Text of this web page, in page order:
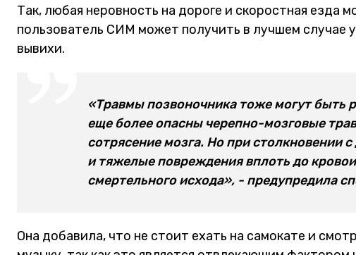
Так, любая неровность на дороге и скоростная езда
пользователь СИМ может получить в лучшем случае
вывихи.
«Травмы позвоночника тоже могут быть
еще более опасны черепно-мозговые
сотрясение мозга. Но при
и тяжелые повреждения вплоть до
смертельного исхода», - предупредила
Она добавила, что не стоит ехать на самокате и